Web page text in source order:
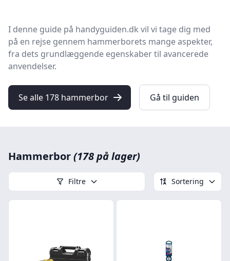
I denne guide på handyguiden.dk vil vi tage dig med
på en rejse gennem hammerborets mange aspekter,
fra dets grundlæggende egenskaber til avancerede
anvendelser.
Se alle 178 hammerbor Gå til guiden
Hammerbor(178 på lager)
Filtre Sortering